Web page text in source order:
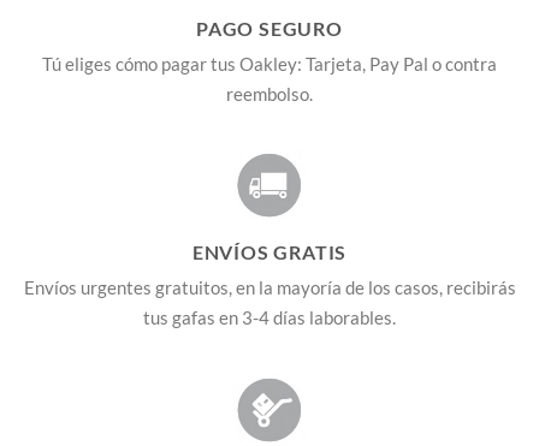
PAGO SEGURO
Tú eliges cómo pagar tus Oakley: Tarjeta, Pay Pal o contra
reembolso.
ENVÍOS GRATIS
Envíos urgentes gratuitos, en la mayoría de los casos, recibirás
tus gafas en 3-4 días laborables.